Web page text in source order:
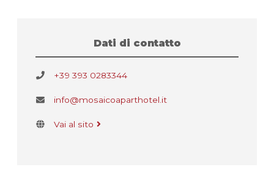
Dati di contatto
+39 393 0283344
info@mosaicoaparthotel.it
Vai al sito